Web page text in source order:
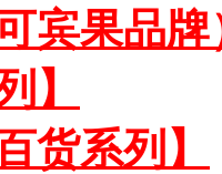
宾果品牌
】
货系列】